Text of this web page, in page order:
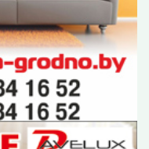
праўда»
25.